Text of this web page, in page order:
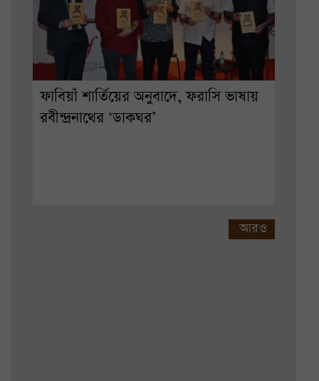
ফাবিয়াঁ শার্তিয়ের অনুবাদে, ফরাসি ভাষায়
রবীন্দ্রনাথের ‘ডাকঘর’
আরও